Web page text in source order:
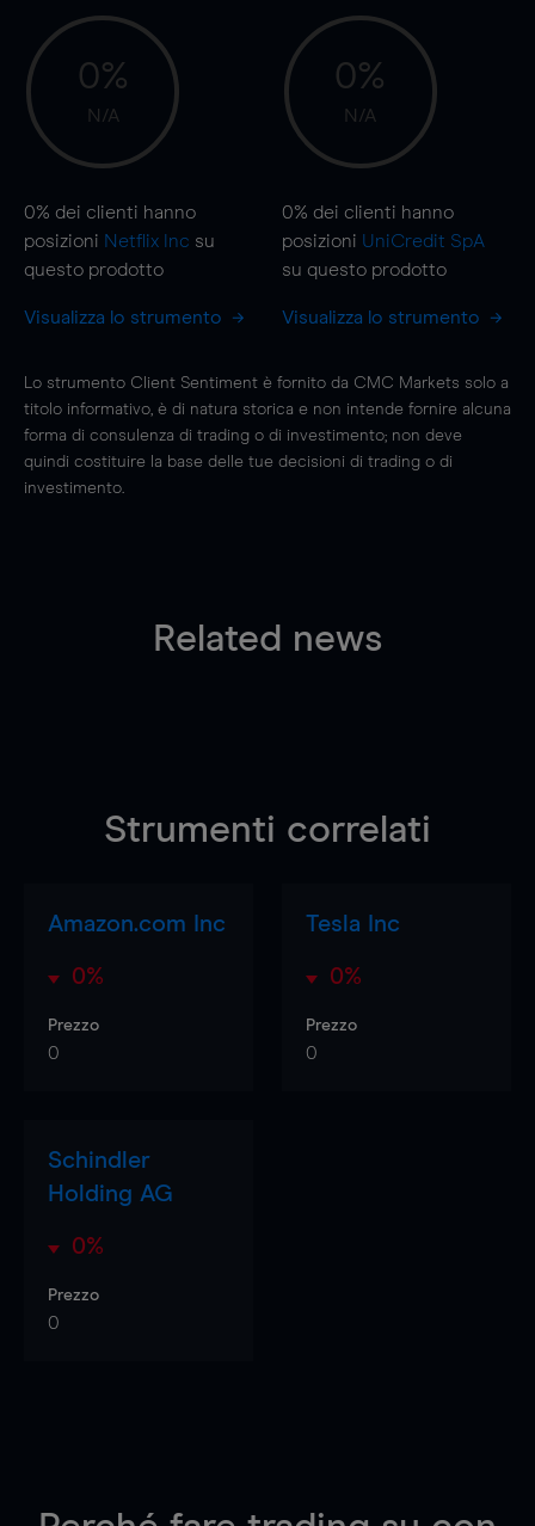
0%
N/A
0% dei clienti hanno
posizioni Netflix Inc su
questo prodotto
Visualizza lo strumento
0%
N/A
0% dei clienti hanno
posizioni UniCredit SpA
su questo prodotto
Visualizza lo strumento
Lo strumento Client Sentiment è fornito da CMC Markets solo a
titolo informativo, è di natura storica e non intende fornire alcuna
forma di consulenza di trading o di investimento; non deve
quindi costituire la base delle tue decisioni di trading o di
investimento.
Related news
Strumenti correlati
Amazon.com Inc
0%
Prezzo
0
Tesla Inc
0%
Prezzo
0
Schindler
Holding AG
0%
Prezzo
0